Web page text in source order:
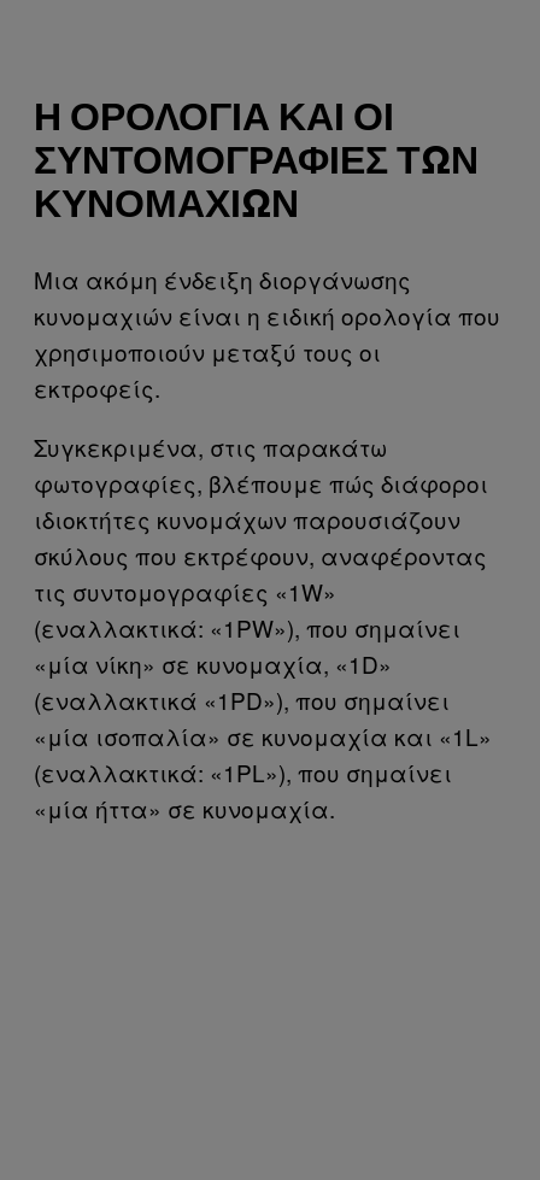
Η ΟΡΟΛΟΓΊΑ ΚΑΙ ΟΙ
ΣΥΝΤΟΜΟΓΡΑΦΊΕΣ ΤΩΝ
ΚΥΝΟΜΑΧΙΏΝ
Μια ακόμη ένδειξη διοργάνωσης
κυνομαχιών είναι η ειδική ορολογία που
χρησιμοποιούν μεταξύ τους οι
εκτροφείς.
Συγκεκριμένα, στις παρακάτω
φωτογραφίες, βλέπουμε πώς διάφοροι
ιδιοκτήτες κυνομάχων παρουσιάζουν
σκύλους που εκτρέφουν, αναφέροντας
τις συντομογραφίες «1W»
(εναλλακτικά: «1PW»), που σημαίνει
«μία νίκη» σε κυνομαχία, «1D»
(εναλλακτικά «1PD»), που σημαίνει
«μία ισοπαλία» σε κυνομαχία και «1L»
(εναλλακτικά: «1PL»), που σημαίνει
«μία ήττα» σε κυνομαχία.